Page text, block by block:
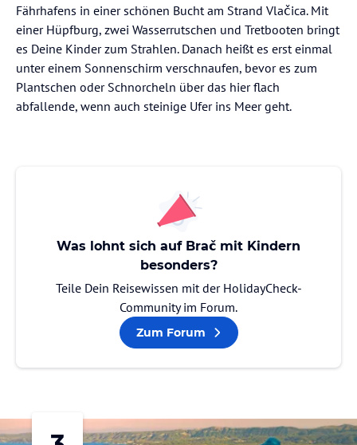
Fährhafens in einer schönen Bucht am Strand Vlačica. Mit
einer Hüpfburg, zwei Wasserrutschen und Tretbooten bringt
es Deine Kinder zum Strahlen. Danach heißt es erst einmal
unter einem Sonnenschirm verschnaufen, bevor es zum
Plantschen oder Schnorcheln über das hier flach
abfallende, wenn auch steinige Ufer ins Meer geht.
Was lohnt sich auf Brač mit Kindern
besonders?
Teile Dein Reisewissen mit der HolidayCheck-
Community im Forum.
Zum Forum